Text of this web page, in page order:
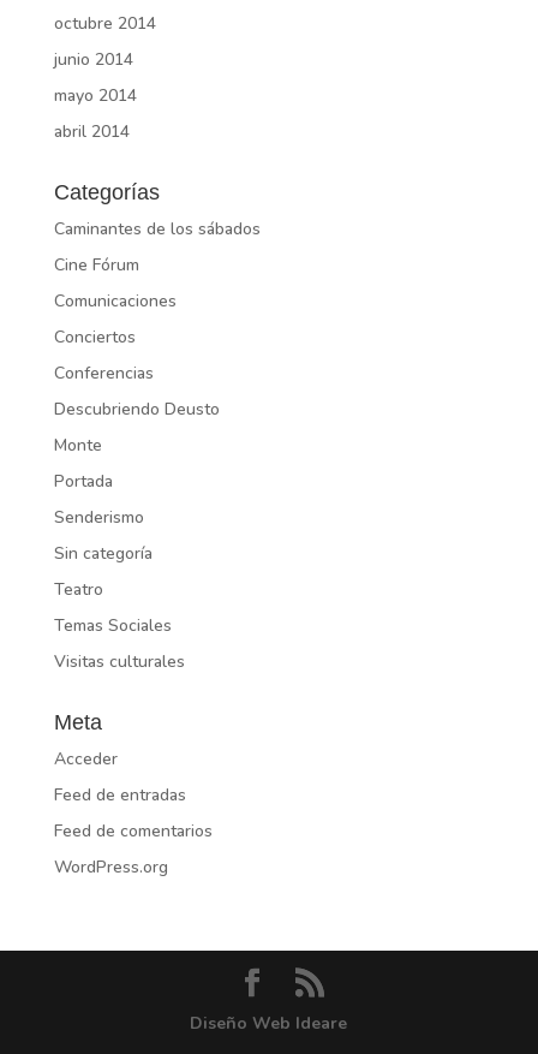
octubre 2014
junio 2014
mayo 2014
abril 2014
Categorías
Caminantes de los sábados
Cine Fórum
Comunicaciones
Conciertos
Conferencias
Descubriendo Deusto
Monte
Portada
Senderismo
Sin categoría
Teatro
Temas Sociales
Visitas culturales
Meta
Acceder
Feed de entradas
Feed de comentarios
WordPress.org
Diseño Web Ideare